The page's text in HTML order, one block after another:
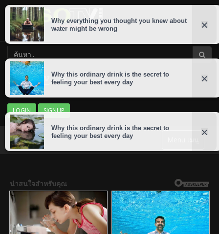
LOGIN SIGNUP